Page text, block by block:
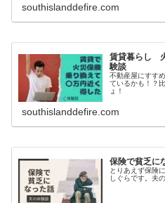
southislanddefire.com
賃貸暮らし
験談
不動産屋にすす
ているかも！？
ょ！
southislanddefire.com
保険で貧乏
とりあえず保険
しぐらです。夫